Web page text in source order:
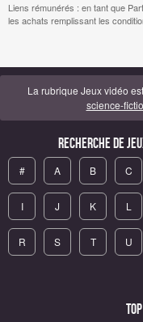
Liens rémunérés : en tant que
les achats remplissant les
La rubrique Jeux vidéo
science-
Recherche de
# A B C
I J K L
R S T U